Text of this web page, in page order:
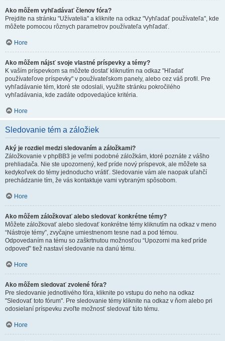
Ako môžem vyhľadávať členov fóra?
Prejdite na stránku "Užívatelia" a kliknite na odkaz "Vyhľadať používateľa", kde
môžete pomocou rôznych parametrov používateľa vyhľadať.
Hore
Ako môžem nájsť svoje vlastné príspevky a témy?
K vaším príspevkom sa môžete dostať kliknutím na odkaz "Hľadať
používateľove príspevky" v používateľskom panely, alebo cez váš profil. Pre
vyhľadávanie tém, ktoré ste odoslali, využite stránku pokročilého
vyhľadávania, kde zadáte odpovedajúce kritéria.
Hore
Sledovanie tém a záložiek
Aký je rozdiel medzi sledovaním a záložkami?
Záložkovanie v phpBB3 je veľmi podobné záložkám, ktoré poznáte z vášho
prehliadača. Nie ste upozornený, keď príde nový príspevok, ale môžete sa
kedykoľvek do témy jednoducho vrátiť. Sledovanie vám ale naopak uľahčí
prechádzanie tím, že vás kontaktuje vami vybraným spôsobom.
Hore
Ako môžem záložkovať alebo sledovať konkrétne témy?
Môžete záložkovať alebo sledovať konkrétne témy kliknutím na odkaz v meno
“Nástroje témy”, zvyčajne umiestnenom tesne nad a pod témou.
Odpovedaním na tému so zaškrtnutou možnosťou “Upozorni ma keď príde
odpoveď” tiež nastaví sledovanie na danú tému.
Hore
Ako môžem sledovať zvolené fóra?
Pre sledovanie jednotlivého fóra, kliknite po vstupu do neho na odkaz
"Sledovať toto fórum". Pre sledovanie témy kliknite na odkaz v ňom alebo pri
odosielaní príspevku zvoľte možnosť sledovať túto tému.
Hore